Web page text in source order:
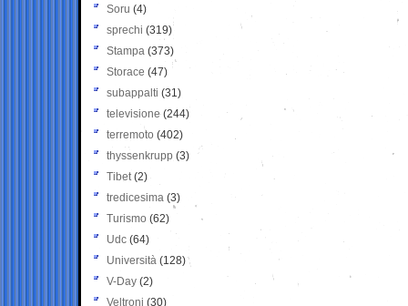
Soru (4)
sprechi (319)
Stampa (373)
Storace (47)
subappalti (31)
televisione(244)
terremoto (402)
thyssenkrupp (3)
Tibet(2)
tredicesima (3)
Turismo (62)
Udc (64)
Università (128)
V-Day (2)
Veltroni (30)